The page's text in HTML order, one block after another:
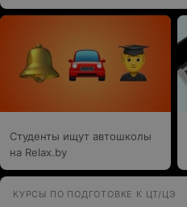
Студенты ищут автошколы
на Relax.by
КУРСЫ ПО ПОДГОТОВКЕ К ЦТ/ЦЭ